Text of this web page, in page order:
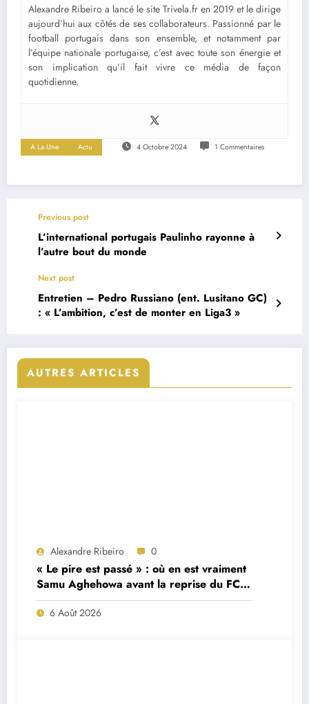
Alexandre Ribeiro a lancé le site Trivela.fr en 2019 et le dirige
aujourd’hui aux côtés de ses collaborateurs. Passionné par le
football portugais dans son ensemble, et notamment par
l’équipe nationale portugaise, c’est avec toute son énergie et
son implication qu’il fait vivre ce média de façon
quotidienne.
A La Une Actu 4 Octobre 2024 1 Commentaires
Previous post
L’international portugais Paulinho rayonne à
l’autre bout du monde
Next post
Entretien – Pedro Russiano (ent. Lusitano GC)
: « L’ambition, c’est de monter en Liga3 »
AUTRES ARTICLES
Alexandre Ribeiro 0
« Le pire est passé » : où en est vraiment
Samu Aghehowa avant la reprise du FC
Porto ?
6 Août 2026